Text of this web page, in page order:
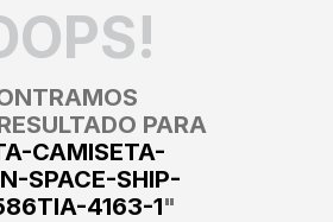
PARA
CAMISETA-
SPACE-SHIP-
4163-1"